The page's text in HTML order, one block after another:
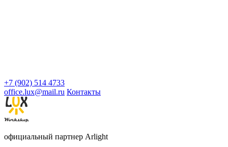
+7 (902) 514 4733
office.lux@mail.ru Контакты
официальный партнер Arlight